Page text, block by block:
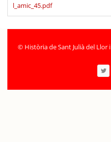
l_amic_45.pdf
© Història de Sant Julià del Llor